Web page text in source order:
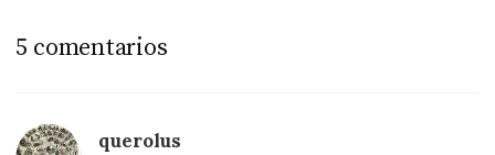
5 comentarios
querolus